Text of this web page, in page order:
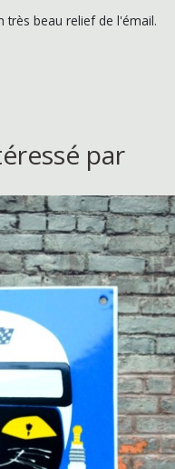
très beau relief de l'émail.
par